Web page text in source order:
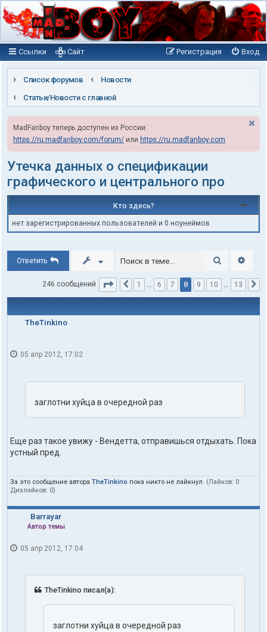
Ссылки Вход
Регистрация
Сайт
Список форумов
Новости
Статьи/Новости с главной
MadFanboy теперь доступен из России:
https://ru.madfanboy.com/forum/ или https://ru.madfanboy.com
Утечка данных о спецификации
графического и центрального про
Кто здесь?
нет зарегистрированных пользователей и 0 ноунеймов
Ответить Поиск
246 сообщений Страница из 13
Пред.
1 … 6 7 8 9 10 … 13
TheTinkino
05 апр 2012, 17:02
заглотни хуйца в очередной раз
Еще раз такое увижу - Вендетта, отправишься отдыхать. Пока
устный пред.
За это сообщение автора TheTinkino пока никто не лайкнул. (Лайков: 0 ·
Дизлайков: 0)
Barrayar
Автор темы
05 апр 2012, 17:04
TheTinkino писал(а):
заглотни хуйца в очередной раз